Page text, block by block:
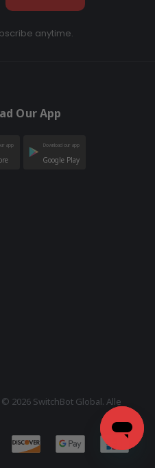
anytime.
Our App
app Download our app
Google Play
2026 SwitchBot Global. Alle